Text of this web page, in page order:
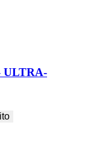
ULTRA-